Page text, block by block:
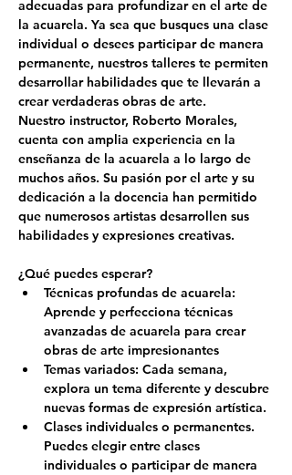
adecuadas para profundizar en el arte de
la acuarela. Ya sea que busques una clase
individual o desees participar de manera
permanente, nuestros talleres te permiten
desarrollar habilidades que te llevarán a
crear verdaderas obras de arte.
Nuestro instructor, Roberto Morales,
cuenta con amplia experiencia en la
enseñanza de la acuarela a lo largo de
muchos años. Su pasión por el arte y su
dedicación a la docencia han permitido
que numerosos artistas desarrollen sus
habilidades y expresiones creativas.
¿Qué puedes esperar?
Técnicas profundas de acuarela:
Aprende y perfecciona técnicas
avanzadas de acuarela para crear
obras de arte impresionantes
Temas variados: Cada semana,
explora un tema diferente y descubre
nuevas formas de expresión artística.
Clases individuales o permanentes.
Puedes elegir entre clases
individuales o participar de manera